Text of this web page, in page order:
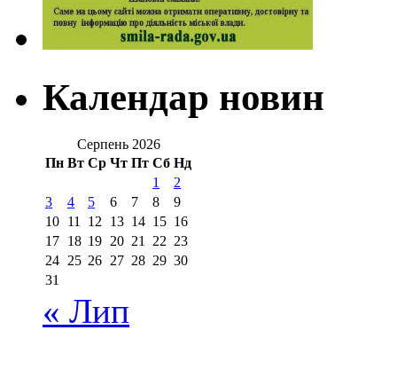
Календар новин
Серпень 2026
Пн Вт Ср Чт Пт Сб Нд
1
2
3
4 5 6 7 8
9
10 11 12 13 14 15 16
17 18 19 20 21 22 23
24 25 26 27 28 29 30
31
« Лип